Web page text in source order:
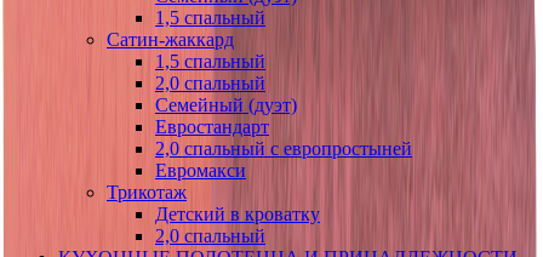
1,5 спальный
Сатин-жаккард
1,5 спальный
2,0 спальный
Семейный (дуэт)
Евростандарт
2,0 спальный с европростыней
Евромакси
Трикотаж
Детский в кроватку
2,0 спальный